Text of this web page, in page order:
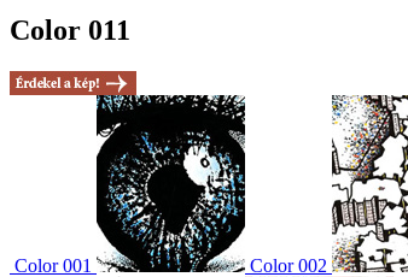
Color 011
Color 001 Color 002